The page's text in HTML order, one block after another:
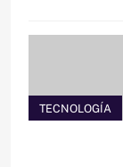
TECNOLOGÍA